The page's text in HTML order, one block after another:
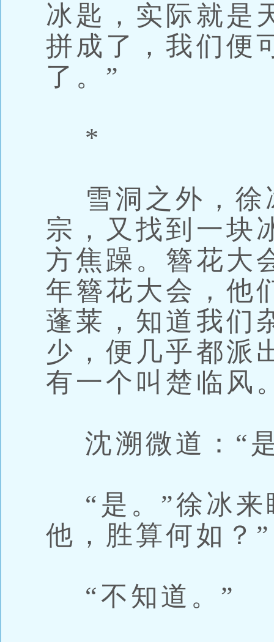
冰匙，实际就是
拼成了，我们便
了。”
*
雪洞之外，徐
宗，又找到一块
方焦躁。簪花大
年簪花大会，他
蓬莱，知道我们
少，便几乎都派
有一个叫楚临风
沈溯微道：“
“是。”徐冰来
他，胜算何如？”
“不知道。”